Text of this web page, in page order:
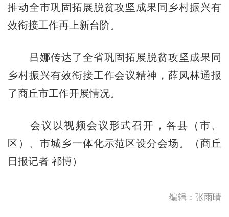
推动全市巩固拓展脱贫攻坚成果同乡村振兴有
效衔接工作再上新台阶。
吕娜传达了全省巩固拓展脱贫攻坚成果同
乡村振兴有效衔接工作会议精神，薛凤林通报
了商丘市工作开展情况。
会议以视频会议形式召开，各县（市、
区）、市城乡一体化示范区设分会场。（商丘
日报记者 祁博）
编辑：张雨晴